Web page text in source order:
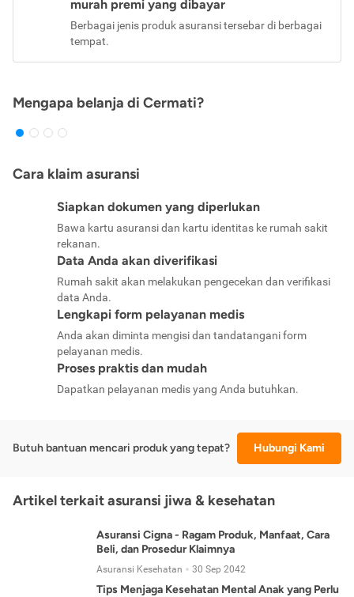
murah premi yang dibayar
Berbagai jenis produk asuransi tersebar di berbagai
tempat.
Mengapa belanja di Cermati?
Cara klaim asuransi
Siapkan dokumen yang diperlukan
Bawa kartu asuransi dan kartu identitas ke rumah sakit
rekanan.
Data Anda akan diverifikasi
Rumah sakit akan melakukan pengecekan dan verifikasi
data Anda.
Lengkapi form pelayanan medis
Anda akan diminta mengisi dan tandatangani form
pelayanan medis.
Proses praktis dan mudah
Dapatkan pelayanan medis yang Anda butuhkan.
Butuh bantuan mencari produk yang tepat? Hubungi Kami
Artikel terkait asuransi jiwa & kesehatan
Asuransi Cigna - Ragam Produk, Manfaat, Cara
Beli, dan Prosedur Klaimnya
Asuransi Kesehatan 30 Sep 2042
Tips Menjaga Kesehatan Mental Anak yang Perlu